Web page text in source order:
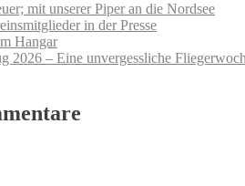
mit unserer Piper an die Nordsee
in der Presse
Hangar
2026 – Eine unvergessliche